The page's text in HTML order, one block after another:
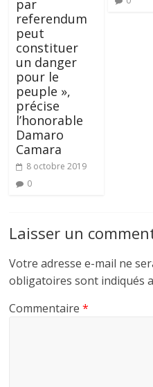
par
referendum
peut
constituer
un danger
pour le
peuple »,
précise
l’honorable
Damaro
Camara
8 octobre 2019
0
Laisser un
Votre adresse e-mail ne
obligatoires sont indiqués
Commentaire*